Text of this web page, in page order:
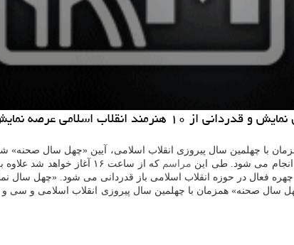
مشاهیر مجموعه تئاتر شهر انجام می شود.
با چهلمین سال پیروزی انقلاب اسلامی، آیین «چهل سال صحنه»
انجام می شود. طی این مراسم
كه از ساعت ۱۶ آغاز
صحنه» همزمان با چهلمین سال پیروزی انقلاب اسلامی و سی و